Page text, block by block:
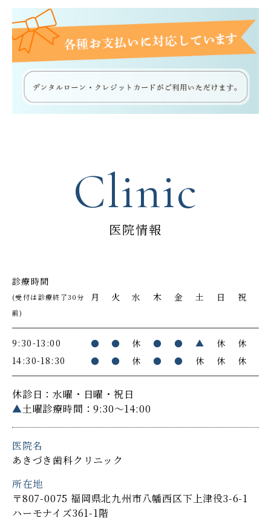
Clinic
医院情報
診療時間
(受付は診療終了30分
前)
月 火 水 木 金 土 日 祝
9:30-13:00 ● ● 休 ● ● ▲ 休
休
14:30-18:30
● ● 休 ● ● 休 休 休
休診日：水曜・日曜・祝日
▲土曜診療時間：9:30～14:00
医院名
あきづき歯科クリニック
所在地
〒807-0075 福岡県北九州市八幡西区下上津役3-6-1
ハーモナイズ361-1階